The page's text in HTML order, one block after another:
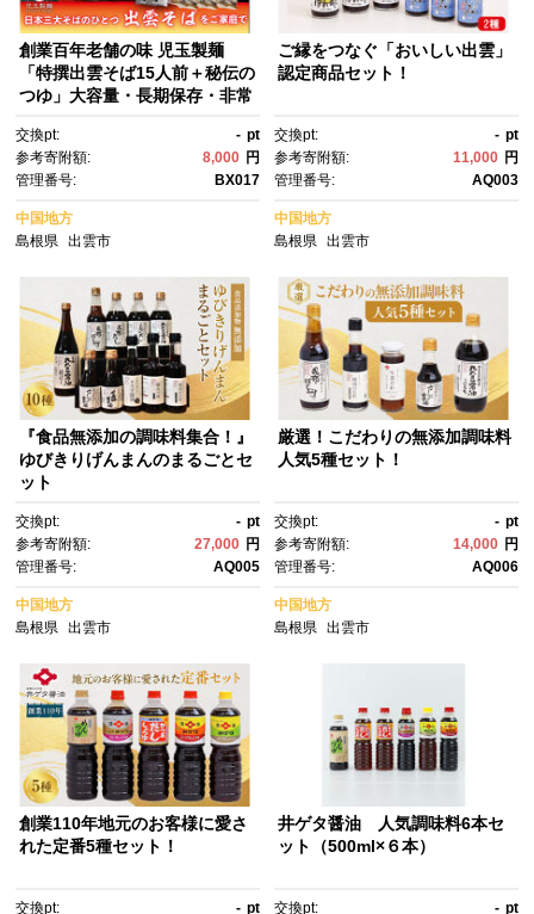
創業百年老舗の味 児玉製麺
「特撰出雲そば15人前＋秘伝の
つゆ」大容量・長期保存・非常
ストック
交換pt: - pt
参考寄附額:
8,000 円
管理番号:
BX017
中国地方
島根県
出雲市
ご縁をつなぐ「おいしい出雲」
認定商品セット！
交換pt: - pt
参考寄附額:
11,000 円
管理番号:
AQ003
中国地方
島根県 出雲市
『食品無添加の調味料集合！』
ゆびきりげんまんのまるごとセ
ット
交換pt: - pt
参考寄附額:
27,000 円
管理番号:
AQ005
中国地方
島根県
出雲市
厳選！こだわりの無添加調味料
人気5種セット！
交換pt: - pt
参考寄附額:
14,000 円
管理番号:
AQ006
中国地方
島根県 出雲市
創業110年地元のお客様に愛さ
れた定番5種セット！
交換pt: - pt
井ゲタ醤油 人気調味料6本セ
ット（500ml×６本）
交換pt: - pt